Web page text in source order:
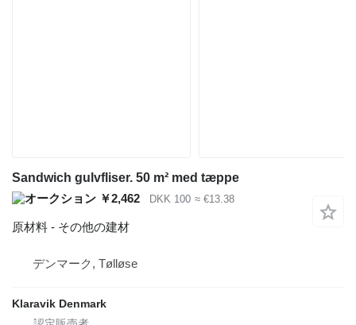
Sandwich gulvfliser. 50 m² med tæppe
￥2,462
DKK 100 ≈ €13.38
原材料 - その他の建材
デンマーク, Tølløse
Klaravik Denmark